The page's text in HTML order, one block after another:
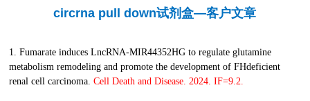
circrna pull down试剂盒—客户文章
1. Fumarate induces LncRNA-MIR44352HG to regulate glutamine
metabolism remodeling and promote the development of FHdeficient
renal cell carcinoma. Cell Death and Disease. 2024. IF=9.2.